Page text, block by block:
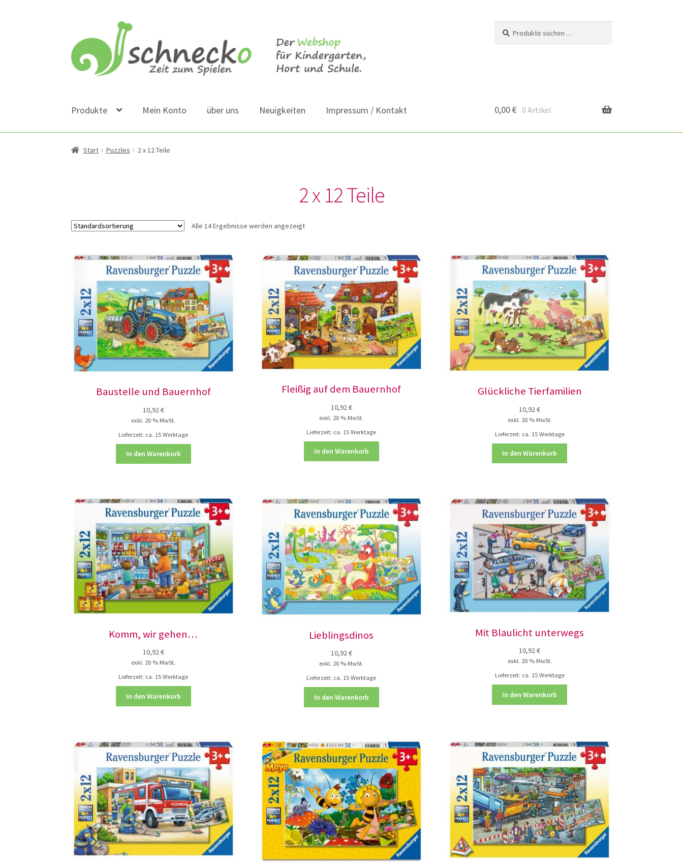
Navigation
springen
Inhalt
springen
nach:
Produkte Mein Konto über uns Neuigkeiten Impressum / Kontakt 0,00€ 0 Artikel
Start Puzzles 2 x 12 Teile
2 x 12 Teile
Alle 14 Ergebnisse werden angezeigt
Baustelle und Bauernhof
10,92€
exkl. 20 % MwSt.
Lieferzeit: ca. 15 Werktage
In den Warenkorb
Fleißig auf dem Bauernhof
10,92€
exkl. 20 % MwSt.
Lieferzeit: ca. 15 Werktage
In den Warenkorb
Glückliche Tierfamilien
10,92€
exkl. 20 % MwSt.
Lieferzeit: ca. 15 Werktage
In den Warenkorb
Komm, wir gehen…
10,92€
exkl. 20 % MwSt.
Lieferzeit: ca. 15 Werktage
In den Warenkorb
Lieblingsdinos
10,92€
exkl. 20 % MwSt.
Lieferzeit: ca. 15 Werktage
In den Warenkorb
Mit Blaulicht unterwegs
10,92€
exkl. 20 % MwSt.
Lieferzeit: ca. 15 Werktage
In den Warenkorb